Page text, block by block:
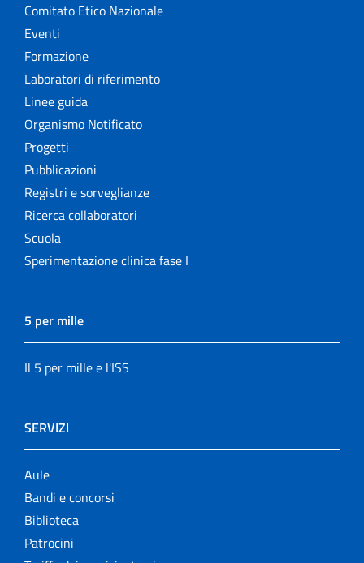
Comitato Etico Nazionale
Eventi
Formazione
Laboratori di riferimento
Linee guida
Organismo Notificato
Progetti
Pubblicazioni
Registri e sorveglianze
Ricerca collaboratori
Scuola
Sperimentazione clinica fase I
5 per mille
Il 5 per mille e l'ISS
SERVIZI
Aule
Bandi e concorsi
Biblioteca
Patrocini